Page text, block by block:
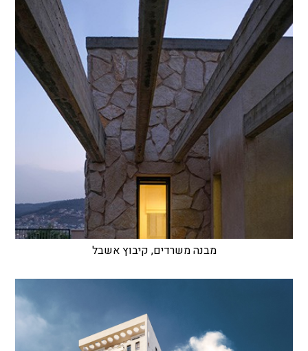
מבנה משרדים, קיבוץ אשבל